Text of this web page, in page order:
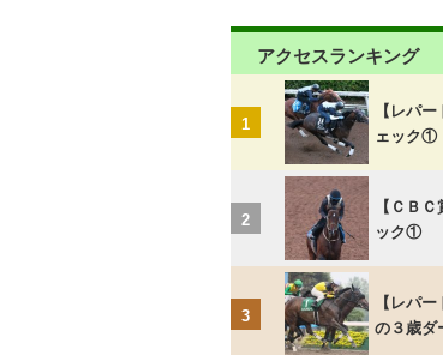
アクセスランキング
1
【レパ
ェック①
2
【ＣＢ
ック①
3
【レパ
の３歳ダ